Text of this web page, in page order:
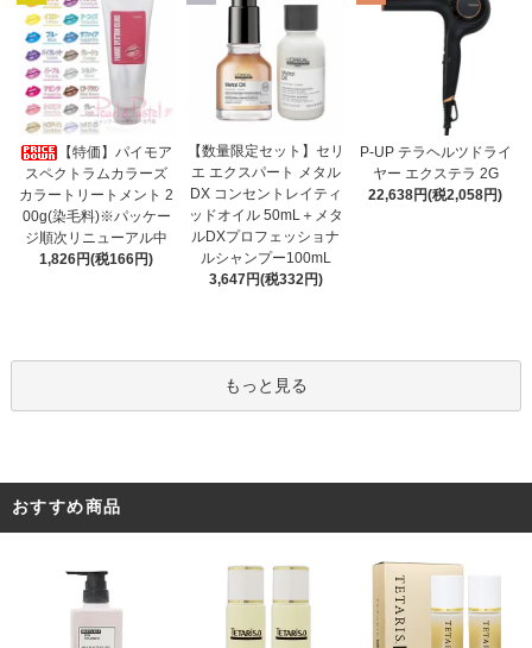
【特価】パイモア
スペクトラムカラーズ
カラートリートメント 2
00g(染毛料)※パッケー
ジ順次リニューアル中
1,826円(税166円)
【数量限定セット】セリ
エ エクスパート メタル
DX コンセントレイティ
ッドオイル 50mL＋メタ
ルDXプロフェッショナ
ルシャンプー100mL
3,647円(税332円)
P-UP テラヘルツドライ
ヤー エクステラ 2G
22,638円(税2,058円)
もっと見る
おすすめ商品